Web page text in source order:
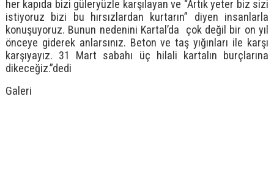
her kapıda bizi güleryüzle karşılayan ve “Artık yeter biz sizi
istiyoruz bizi bu hırsızlardan kurtarın” diyen insanlarla
konuşuyoruz. Bunun nedenini Kartal’da çok değil bir on yıl
önceye giderek anlarsınız. Beton ve taş yığınları ile karşı
karşıyayız. 31 Mart sabahı üç hilali kartalın burçlarına
dikeceğiz.”dedi
Galeri